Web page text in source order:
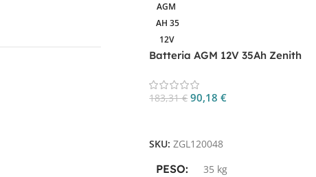
AGM
AH 35
12V
Batteria AGM 12V 35Ah Zenith
183,31€ 90,18€
SKU:ZGL120048
PESO 35 kg